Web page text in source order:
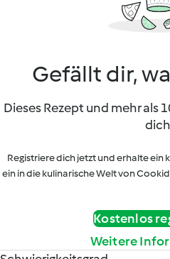
Gefällt dir,
Dieses Rezept und mehr als
Registriere dich jetzt und erhalte ein
ein in die kulinarische Welt von
Kostenlos
Weitere